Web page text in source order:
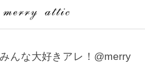
んな大好きアレ！@merry
ラス